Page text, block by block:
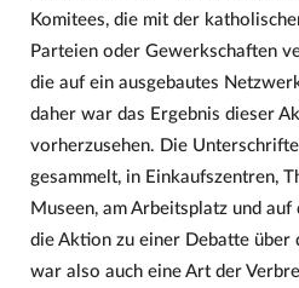
Komitees, die mit der
Parteien oder Gewerkschaften
die auf ein ausgebautes
daher war das Ergebnis dieser
vorherzusehen. Die
gesammelt, in Einkaufszentren,
Museen, am Arbeitsplatz und
die Aktion zu einer Debatte über
war also auch eine Art der